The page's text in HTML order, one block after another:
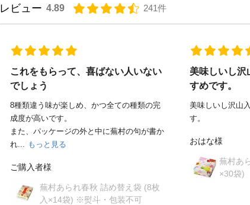
レビュー 4.89 241件
これをもらって、喜ばない人いない
でしょう
8種類違う味が楽しめ、かつ全ての種類の完
成度が高いです。
また、パッケージの外と中に蕪村の句が書か
れ...
もっと見る
ご購入者様
蕪村あられ春秋 詰め替え袋 (8枚
入×14袋) ※熨斗・包装不可
美味しいし沢
すめです。
美味しいし沢山
す。
おはな様
蕪村あ
×30袋)